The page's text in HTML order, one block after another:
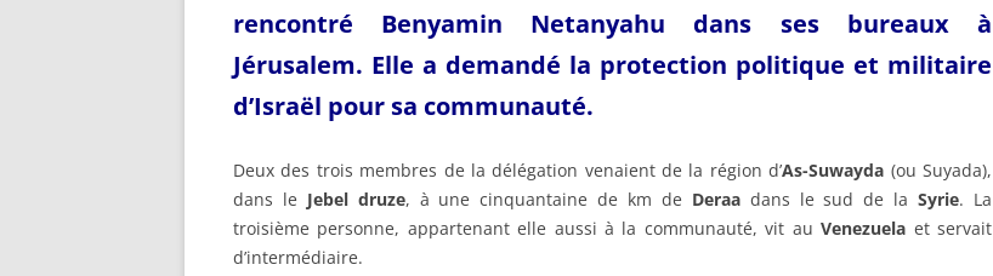
rencontré Benyamin Netanyahu dans ses bureaux à
Jérusalem. Elle a demandé la protection politique et militaire
d’Israël pour sa communauté.
Deux des trois membres de la délégation venaient de la région d’As-Suwayda (ou Suyada),
dans le Jebel druze, à une cinquantaine de km de Deraadans le sud de laSyrie. La
troisième personne, appartenant elle aussi à la communauté, vit auVenezuela et servait
d’intermédiaire.